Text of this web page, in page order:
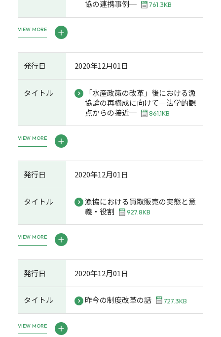
協の連携事例─
761.3KB
VIEW MORE
発行日 2020年12月01日
タイトル
「水産政策の改革」後における漁
協論の再構成に向けて─法学的観
点からの接近─
861.1KB
VIEW MORE
発行日 2020年12月01日
タイトル
漁協における買取販売の実態と意
義・役割
927.8KB
VIEW MORE
発行日 2020年12月01日
タイトル 昨今の制度改革の話 727.3KB
VIEW MORE